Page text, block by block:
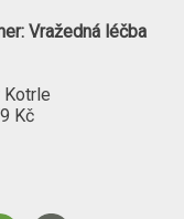
Vražedná léčba
Kotrle
Kč